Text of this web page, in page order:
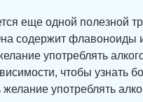
еще одной полезной
содержит флавоноиды
употреблять
чтобы узнать
желание употреблять